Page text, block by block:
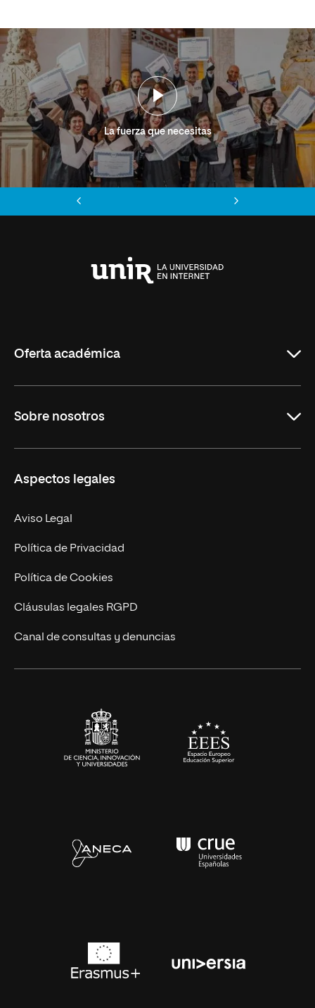
La fuerza que necesitas
Oferta académica
Másteres Oficiales
Doctorados
Experto Universitario
Postgrados
Cursos Universitarios
Sobre nosotros
Facultades
Nuestro Equipo
Trabaja en UNIR
Actualidad
UNIR Revista
Eventos
Aspectos legales
Aviso Legal
Política de Privacidad
Política de Cookies
Cláusulas legales RGPD
Canal de consultas y denuncias